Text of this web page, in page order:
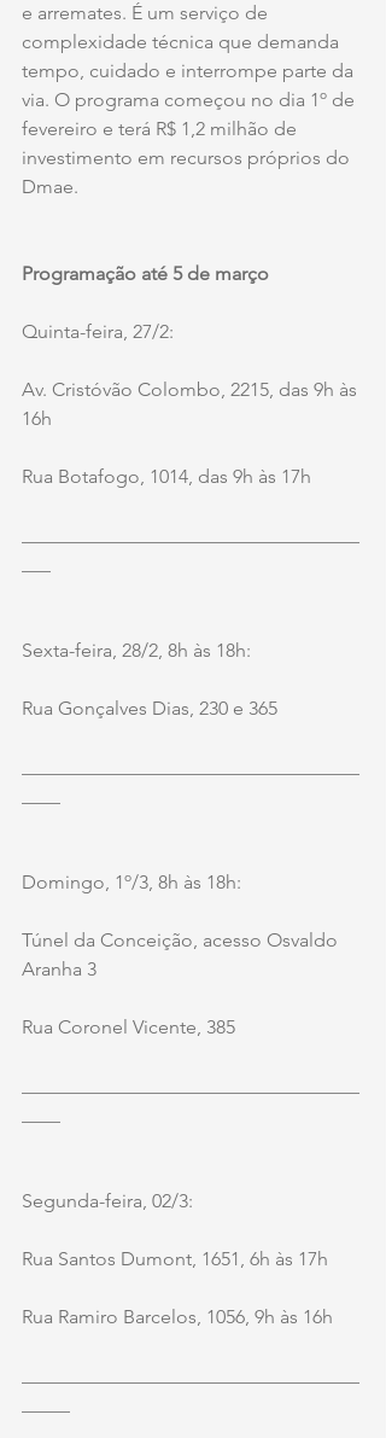
e arremates. É um serviço de
complexidade técnica que demanda
tempo, cuidado e interrompe parte da
via. O programa começou no dia 1º de
fevereiro e terá R$ 1,2 milhão de
investimento em recursos próprios do
Dmae.
Programação até 5 de março
Quinta-feira, 27/2:
Av. Cristóvão Colombo, 2215, das 9h às
16h
Rua Botafogo, 1014, das 9h às 17h
Sexta-feira, 28/2, 8h às 18h:
Rua Gonçalves Dias, 230 e 365
Domingo, 1º/3, 8h às 18h:
Túnel da Conceição, acesso Osvaldo
Aranha 3
Rua Coronel Vicente, 385
Segunda-feira, 02/3:
Rua Santos Dumont, 1651, 6h às 17h
Rua Ramiro Barcelos, 1056, 9h às 16h